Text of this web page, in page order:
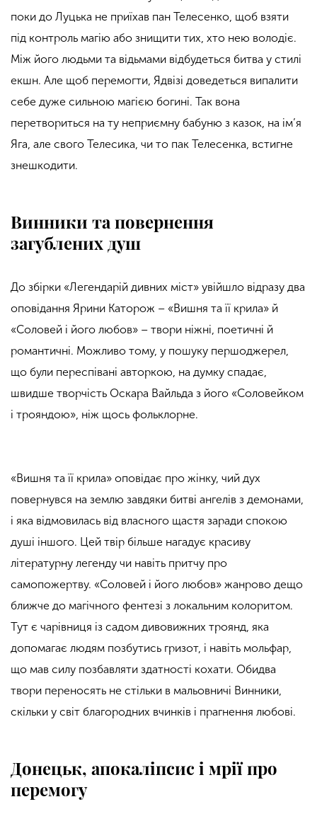
поки до Луцька не приїхав пан Телесенко, щоб взяти
під контроль магію або знищити тих, хто нею володіє.
Між його людьми та відьмами відбудеться битва у стилі
екшн. Але щоб перемогти, Ядвізі доведеться випалити
себе дуже сильною магією богині. Так вона
перетвориться на ту неприємну бабуню з казок, на ім’я
Яга, але свого Телесика, чи то пак Телесенка, встигне
знешкодити.
Винники та повернення
загублених душ
До збірки «Легендарій дивних міст» увійшло відразу два
оповідання Ярини Каторож – «Вишня та її крила» й
«Соловей і його любов» – твори ніжні, поетичні й
романтичні. Можливо тому, у пошуку першоджерел,
що були переспівані авторкою, на думку спадає,
швидше творчість Оскара Вайльда з його «Соловейком
і трояндою», ніж щось фольклорне.
«Вишня та її крила» оповідає про жінку, чий дух
повернувся на землю завдяки битві ангелів з демонами,
і яка відмовилась від власного щастя заради спокою
душі іншого. Цей твір більше нагадує красиву
літературну легенду чи навіть притчу про
самопожертву. «Соловей і його любов» жанрово дещо
ближче до магічного фентезі з локальним колоритом.
Тут є чарівниця із садом дивовижних троянд, яка
допомагає людям позбутись гризот, і навіть мольфар,
що мав силу позбавляти здатності кохати. Обидва
твори переносять не стільки в мальовничі Винники,
скільки у світ благородних вчинків і прагнення любові.
Донецьк, апокаліпсис і мрії про
перемогу